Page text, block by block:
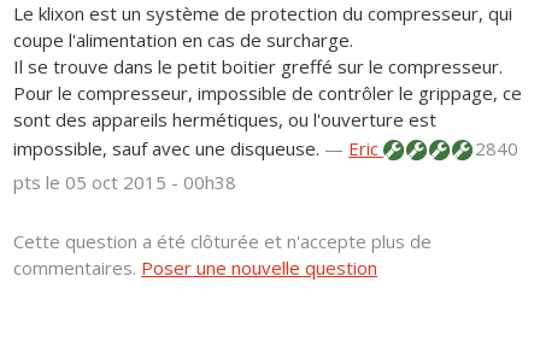
Le klixon est un système de protection du compresseur, qui
coupe l'alimentation en cas de surcharge.
Il se trouve dans le petit boitier greffé sur le compresseur.
Pour le compresseur, impossible de contrôler le grippage, ce
sont des appareils hermétiques, ou l'ouverture est
impossible, sauf avec une disqueuse. — Eric
2840
ptsle 05 oct 2015 - 00h38
Cette question a été clôturée et n'accepte plus de
commentaires. Poser une nouvelle question